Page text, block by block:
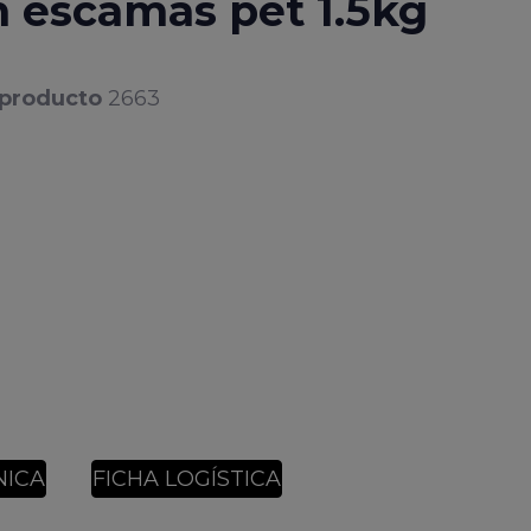
escamas pet 1.5kg
2663
FICHA LOGÍSTICA